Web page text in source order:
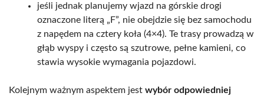
jeśli jednak planujemy wjazd na górskie drogi
oznaczone literą „F”, nie obejdzie się bez samochodu
z napędem na cztery koła (4×4). Te trasy prowadzą w
głąb wyspy i często są szutrowe, pełne kamieni, co
stawia wysokie wymagania pojazdowi.
Kolejnym ważnym aspektem jest wybór odpowiedniej